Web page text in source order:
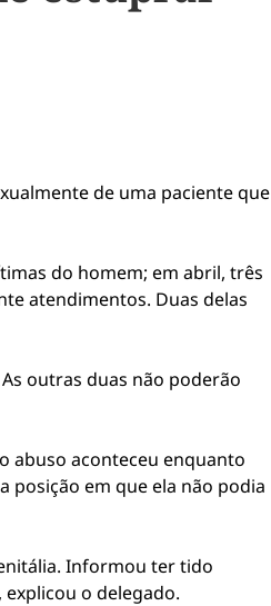
de uma paciente que
do homem; em abril, três
atendimentos. Duas delas
outras duas não poderão
abuso aconteceu enquanto
posição em que ela não podia
Informou ter tido
o delegado.